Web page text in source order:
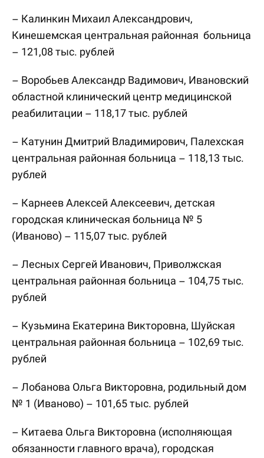
– Калинкин Михаил Александрович,
Кинешемская центральная районная больница
– 121,08 тыс. рублей
– Воробьев Александр Вадимович, Ивановский
областной клинический центр медицинской
реабилитации – 118,17 тыс. рублей
– Катунин Дмитрий Владимирович, Палехская
центральная районная больница – 118,13 тыс.
рублей
– Карнеев Алексей Алексеевич, детская
городская клиническая больница № 5
(Иваново) – 115,07 тыс. рублей
– Лесных Сергей Иванович, Приволжская
центральная районная больница – 104,75 тыс.
рублей
– Кузьмина Екатерина Викторовна, Шуйская
центральная районная больница – 102,69 тыс.
рублей
– Лобанова Ольга Викторовна, родильный дом
№ 1 (Иваново) – 101,65 тыс. рублей
– Китаева Ольга Викторовна (исполняющая
обязанности главного врача), городская